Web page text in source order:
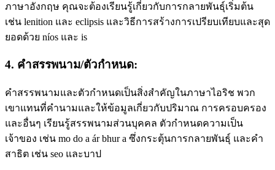
ภาษาอังกฤษ คุณจะต้องเรียนรู้เกี่ยวกับการกลายพันธุ์เริ่มต้น
เช่น lenition และ eclipsis และวิธีการสร้างการเปรียบเทียบและสุด
ยอดด้วย níos และ is
4. คําสรรพนาม/ตัวกําหนด:
คําสรรพนามและตัวกําหนดเป็นสิ่งสําคัญในภาษาไอริช พวก
เขาแทนที่คํานามและให้ข้อมูลเกี่ยวกับปริมาณ การครอบครอง
และอื่นๆ เรียนรู้สรรพนามส่วนบุคคล ตัวกําหนดความเป็น
เจ้าของ เช่น mo do a ár bhur a ซึ่งกระตุ้นการกลายพันธุ์ และคํา
สาธิต เช่น seo และบาป